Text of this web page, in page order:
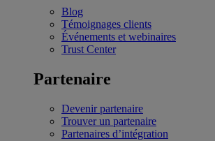
Blog
Témoignages clients
Événements et webinaires
Trust Center
Partenaire
Devenir partenaire
Trouver un partenaire
Partenaires d’intégration